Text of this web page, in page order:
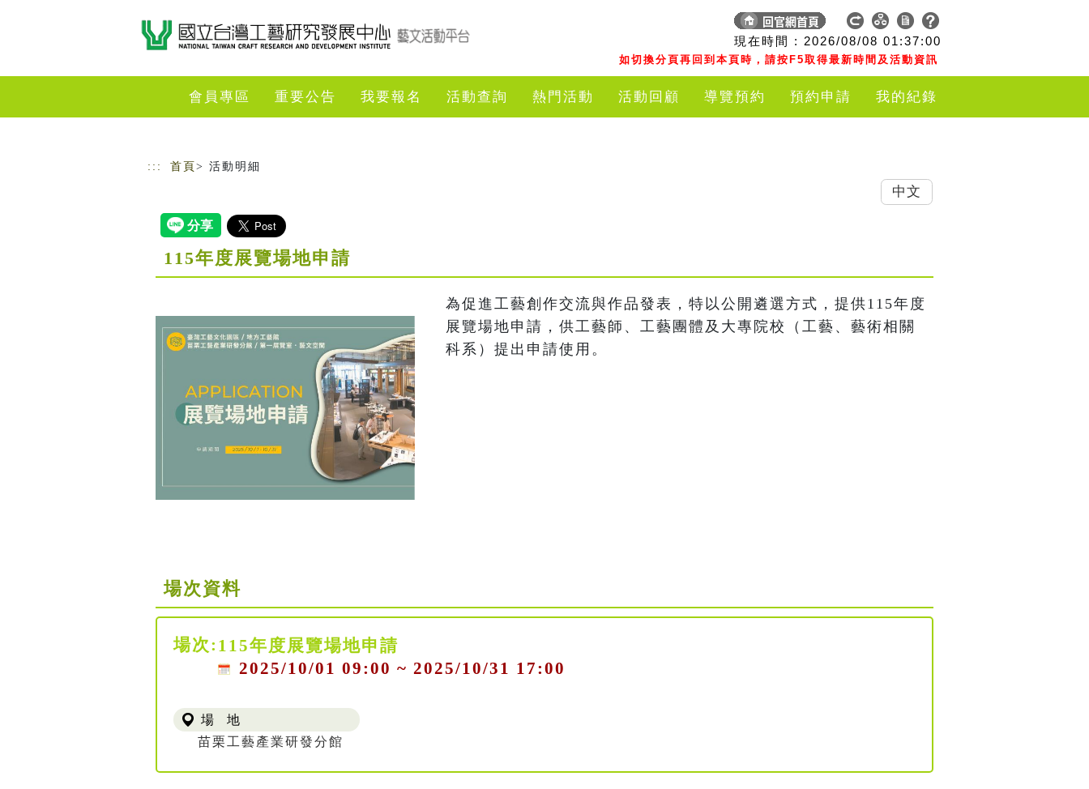
現在時間 : 2026/08/08 01:37:00
如切換分頁再回到本頁時，請按F5取得最新時間及活動資訊
會員專區 重要公告 我要報名 活動查詢 熱門活動 活動回顧 導覽預約 預約申請 我的紀錄
::: 首頁 > 活動明細
115年度展覽場地申請
為促進工藝創作交流與作品發表，特以公開遴選方式，提供115年度
展覽場地申請，供工藝師、工藝團體及大專院校（工藝、藝術相關
科系）提出申請使用。
場次資料
場次: 115年度展覽場地申請
2025/10/01 09:00 ~ 2025/10/31 17:00
場 地
苗栗工藝產業研發分館